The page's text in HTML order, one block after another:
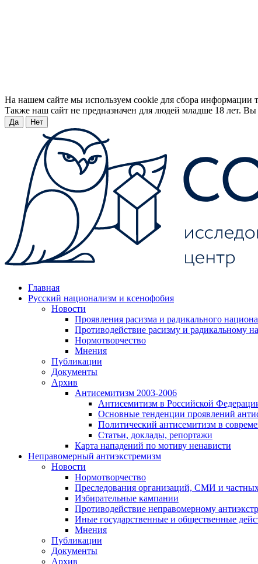
На нашем сайте мы используем cookie для сбора информации
Также наш сайт не предназначен для людей младше 18 лет. Вы
Да Нет
Главная
Русский национализм и ксенофобия
Новости
Проявления расизма и радикального
Противодействие расизму и радикальному
Нормотворчество
Мнения
Публикации
Документы
Архив
Антисемитизм 2003-2006
Антисемитизм в Российской
Основные тенденции проявлений
Политический антисемитизм в
Статьи, доклады, репортажи
Карта нападений по мотиву ненависти
Неправомерный антиэкстремизм
Новости
Нормотворчество
Преследования организаций, СМИ и
Избирательные кампании
Противодействие неправомерному
Иные государственные и общественные
Мнения
Публикации
Документы
Архив